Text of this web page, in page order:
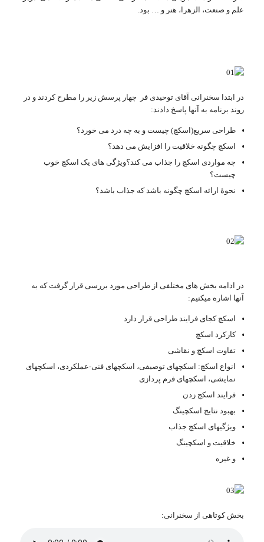
علم و صنعت، الزهرا، هنر و … بود.
در ابتدا سخنرانی آقای توحیدی فر چهار پرسش زیر را مطرح کردند و در
روند برنامه به آنها پاسخ دادند:
طراحی سریع(اسکچ) چیست و به چه درد می خورد؟
اسکچ چگونه خلاقیت را افزایش می دهد؟
چه مواردی اسکچ را جذاب می کند؟ویژگی های یک اسکچ خوب
چیست؟
نحوۀ ارائه اسکچ چگونه باشد که جذاب باشد؟
در ادامه بخش های مختلفی از طراحی مورد بررسی قرار گرفت که به
آنها اشاره میکنیم:
اسکچ کجای فرایند طراحی قرار دارد
کارکرد اسکچ
تفاوت اسکچ و نقاشی
انواع اسکچ: اسکچهای توصیفی، اسکچهای فنی-عملکردی، اسکچهای
نمایشی، اسکچهای فرم پردازی
فرایند اسکچ زدن
بهبود نتایج اسکچینگ
ویژگیهای اسکچ جذاب
خلاقیت و اسکچینگ
و غیره
بخش کوتاهی از سخنرانی: